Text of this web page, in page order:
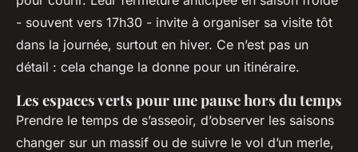
- souvent vers 17h30 - invite à organiser sa visite tôt
dans la journée, surtout en hiver. Ce n’est pas un
détail : cela change la donne pour un itinéraire.
Les espaces verts pour une pause hors du temps
Prendre le temps de s’asseoir, d’observer les saisons
changer sur un massif ou de suivre le vol d’un merle,